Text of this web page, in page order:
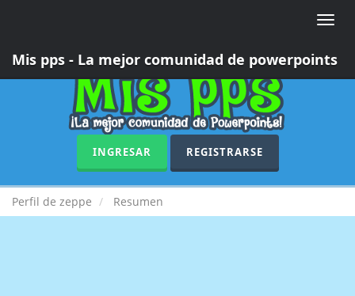
Toggle
Mis pps - La mejor comunidad de powerpoints
INGRESAR REGISTRARSE
Perfil de zeppe Resumen